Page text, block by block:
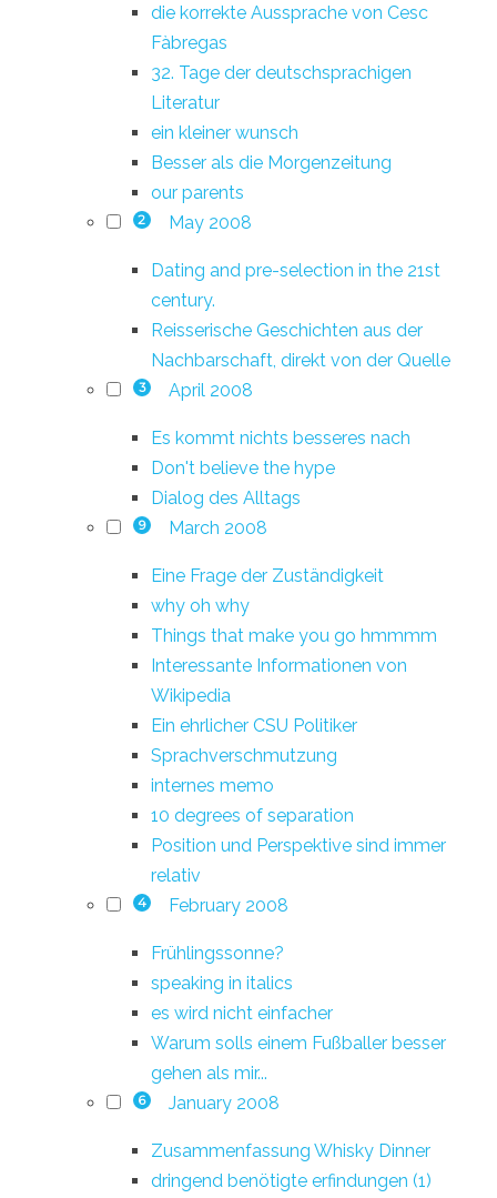
die korrekte Aussprache von Cesc
Fàbregas
32. Tage der deutschsprachigen
Literatur
ein kleiner wunsch
Besser als die Morgenzeitung
our parents
2 May 2008
Dating and pre-selection in the 21st
century.
Reisserische Geschichten aus der
Nachbarschaft, direkt von der Quelle
3 April 2008
Es kommt nichts besseres nach
Don't believe the hype
Dialog des Alltags
9 March 2008
Eine Frage der Zuständigkeit
why oh why
Things that make you go hmmmm
Interessante Informationen von
Wikipedia
Ein ehrlicher CSU Politiker
Sprachverschmutzung
internes memo
10 degrees of separation
Position und Perspektive sind immer
relativ
4 February 2008
Frühlingssonne?
speaking in italics
es wird nicht einfacher
Warum solls einem Fußballer besser
gehen als mir...
6 January 2008
Zusammenfassung Whisky Dinner
dringend benötigte erfindungen (1)